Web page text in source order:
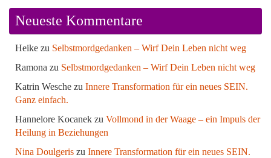
Neueste Kommentare
Heike zu Selbstmordgedanken – Wirf Dein Leben nicht weg
Ramona zu Selbstmordgedanken – Wirf Dein Leben nicht weg
Katrin Wesche zu Innere Transformation für ein neues SEIN.
Ganz einfach.
Hannelore Kocanek zu Vollmond in der Waage – ein Impuls der
Heilung in Beziehungen
Nina Doulgeris zu Innere Transformation für ein neues SEIN.